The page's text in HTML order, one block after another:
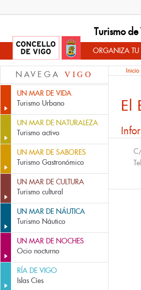
Turismo
ORGANIZA TU
NAVEGA VIGO
UN MAR DE VIDA
Turismo Urbano
UN MAR DE NATURALEZA
Turismo activo
UN MAR DE SABORES
Turismo Gastronómico
UN MAR DE CULTURA
Turismo cultural
UN MAR DE NÁUTICA
Turismo Náutico
UN MAR DE NOCHES
Ocio nocturno
RÍA DE VIGO
Islas Cíes
Inicio
El